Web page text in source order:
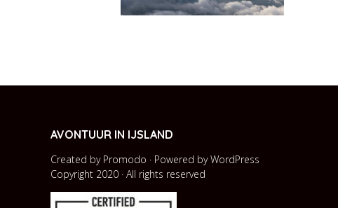
AVONTUUR IN IJSLAND
Created by Promodo · Powered byWordPress
Copyright 2020 · All rights reserved